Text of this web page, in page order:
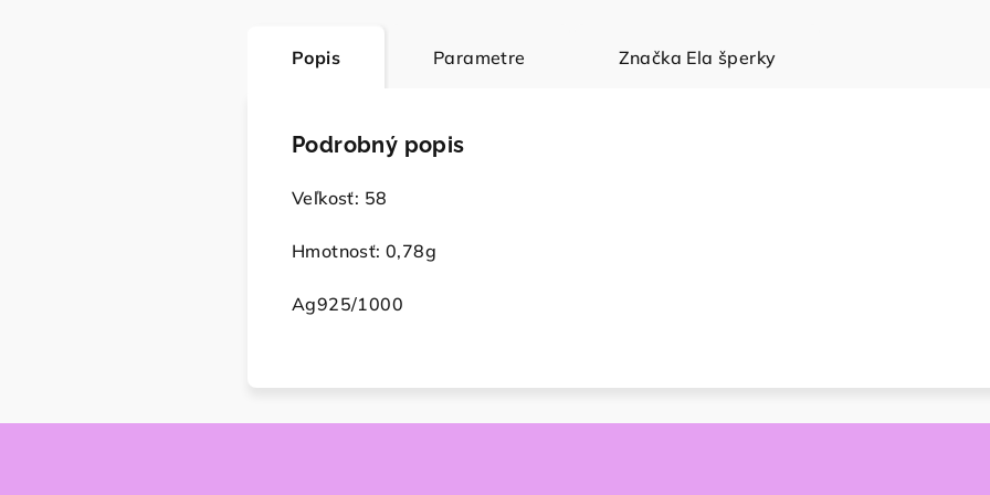
Popis Parametre Značka Ela šperky
Podrobný popis
Veľkosť: 58
Hmotnosť: 0,78g
Ag925/1000